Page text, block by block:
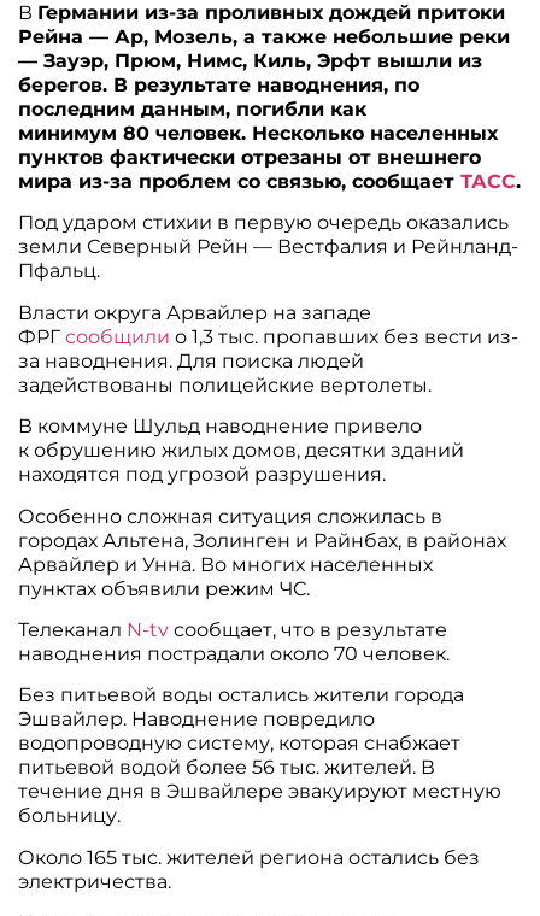
В Германии из-за проливных дождей притоки
Рейна — Ар, Мозель, а также небольшие реки
— Зауэр, Прюм, Нимс, Киль, Эрфт вышли из
берегов. В результате наводнения, по
последним данным, погибли как
минимум 80 человек. Несколько населенных
пунктов фактически отрезаны от внешнего
мира из-за проблем со связью, сообщаетТАСС.
Под ударом стихии в первую очередь оказались
земли Северный Рейн — Вестфалия и Рейнланд-
Пфальц.
Власти округа Арвайлер на западе
ФРГсообщили о 1,3 тыс. пропавших без вести из-
за наводнения. Для поиска людей
задействованы полицейские вертолеты.
В коммуне Шульд наводнение привело
к обрушению жилых домов, десятки зданий
находятся под угрозой разрушения.
Особенно сложная ситуация сложилась в
городах Альтена, Золинген и Райнбах, в районах
Арвайлер и Унна. Во многих населенных
пунктах объявили режим ЧС.
Телеканал N-tv сообщает, что в результате
наводнения пострадали около 70 человек.
Без питьевой воды остались жители города
Эшвайлер. Наводнение повредило
водопроводную систему, которая снабжает
питьевой водой более 56 тыс. жителей. В
течение дня в Эшвайлере эвакуируют местную
больницу.
Около 165 тыс. жителей региона остались без
электричества.